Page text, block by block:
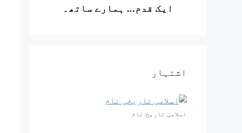
ایک قدم... ہمارے ساتھ۔
اشتہار
اسلامی تاریخٰ نام